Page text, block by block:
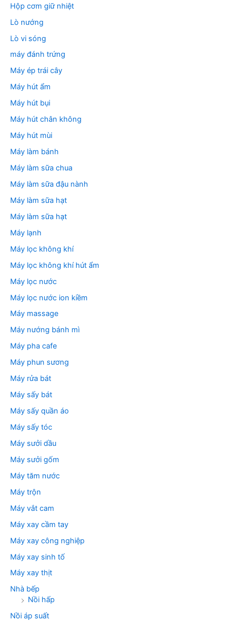
Hộp cơm giữ nhiệt
Lò nướng
Lò vi sóng
máy đánh trứng
Máy ép trái cây
Máy hút ẩm
Máy hút bụi
Máy hút chân không
Máy hút mùi
Máy làm bánh
Máy làm sữa chua
Máy làm sữa đậu nành
Máy làm sữa hạt
Máy làm sữa hạt
Máy lạnh
Máy lọc không khí
Máy lọc không khí hút ẩm
Máy lọc nước
Máy lọc nước ion kiềm
Máy massage
Máy nướng bánh mì
Máy pha cafe
Máy phun sương
Máy rửa bát
Máy sấy bát
Máy sấy quần áo
Máy sấy tóc
Máy sưởi dầu
Máy sưởi gốm
Máy tăm nước
Máy trộn
Máy vắt cam
Máy xay cầm tay
Máy xay công nghiệp
Máy xay sinh tố
Máy xay thịt
Nhà bếp
Nồi hấp
Nồi áp suất